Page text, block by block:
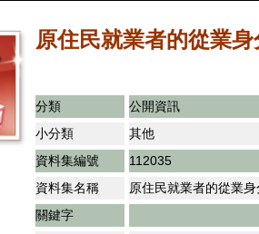
原住民就業者的從業身
分類
公開資訊
小分類
其他
資料集編號
112035
資料集名稱
原住民就業者的從業身
關鍵字